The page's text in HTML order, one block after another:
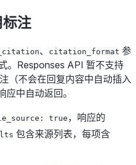
注
、 citation_format 参
。Responses API 暂不支持
（不会在回复内容中自动插入
中自动返回。
true，响应的
包含来源列表，每项含